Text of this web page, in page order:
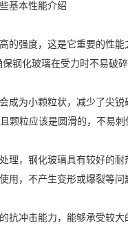
基本性能介绍
的强度，这是它重要的性
钢化玻璃在受力时不易破
成为小颗粒状，减少了尖
颗粒应该是圆滑的，不易刺
理，钢化玻璃具有较好的
用，不产生变形或爆裂等问
抗冲击能力，能够承受较